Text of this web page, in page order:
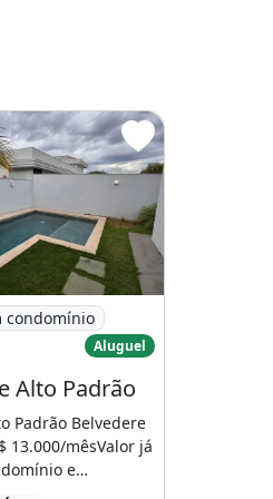
de Alto Padrão
condomínio
Aluguel
Alto Padrão
Padrão Belvedere
13.000/mêsValor já
e
[...]